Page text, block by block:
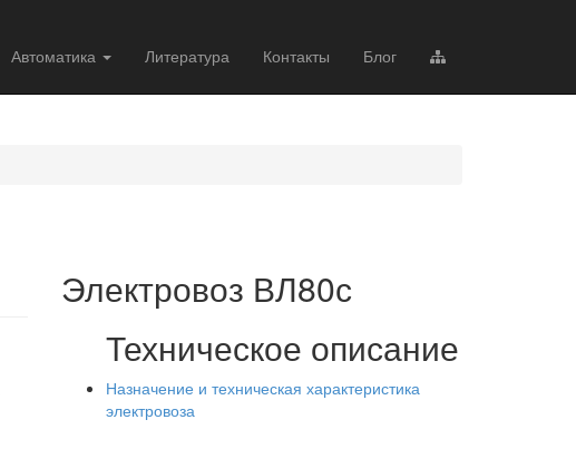
Автоматика Литература Контакты Блог
Электровоз ВЛ80с
Техническое описание
Назначение и техническая характеристика
электровоза